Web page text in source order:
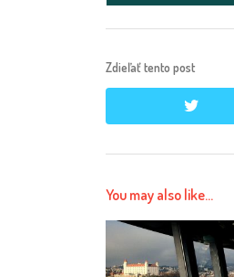
Zdieľať tento post
twitter
You may also like...